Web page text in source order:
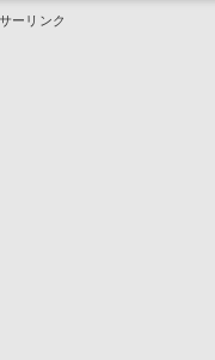
ーリンク